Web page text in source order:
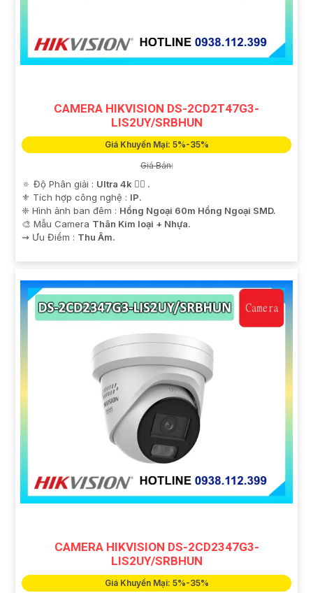
CAMERA HIKVISION DS-2CD2T47G3-
LIS2UY/SRBHUN
Giá Khuyến Mại: 5%-35%
Giá Bán:
🔅 Độ Phân giải : Ultra 4k 👍🏾 .
⚜️ Tích hợp công nghệ : IP.
❈ Hình ảnh ban đêm : Hồng Ngoại 60m Hồng Ngoại SMD.
🎨 Mẫu Camera Thân Kim loại + Nhựa.
️⇝ Ưu Điểm : Thu Âm.
CAMERA HIKVISION DS-2CD2347G3-
LIS2UY/SRBHUN
Giá Khuyến Mại: 5%-35%